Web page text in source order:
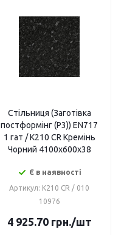
Стільниця (Заготівка
постформінг (P3)) EN717
1 гат / K210 CR Кремінь
Чорний 4100х600х38
Є в наявності
Артикул: K210 CR / 010
10976
4 925.70грн./шт